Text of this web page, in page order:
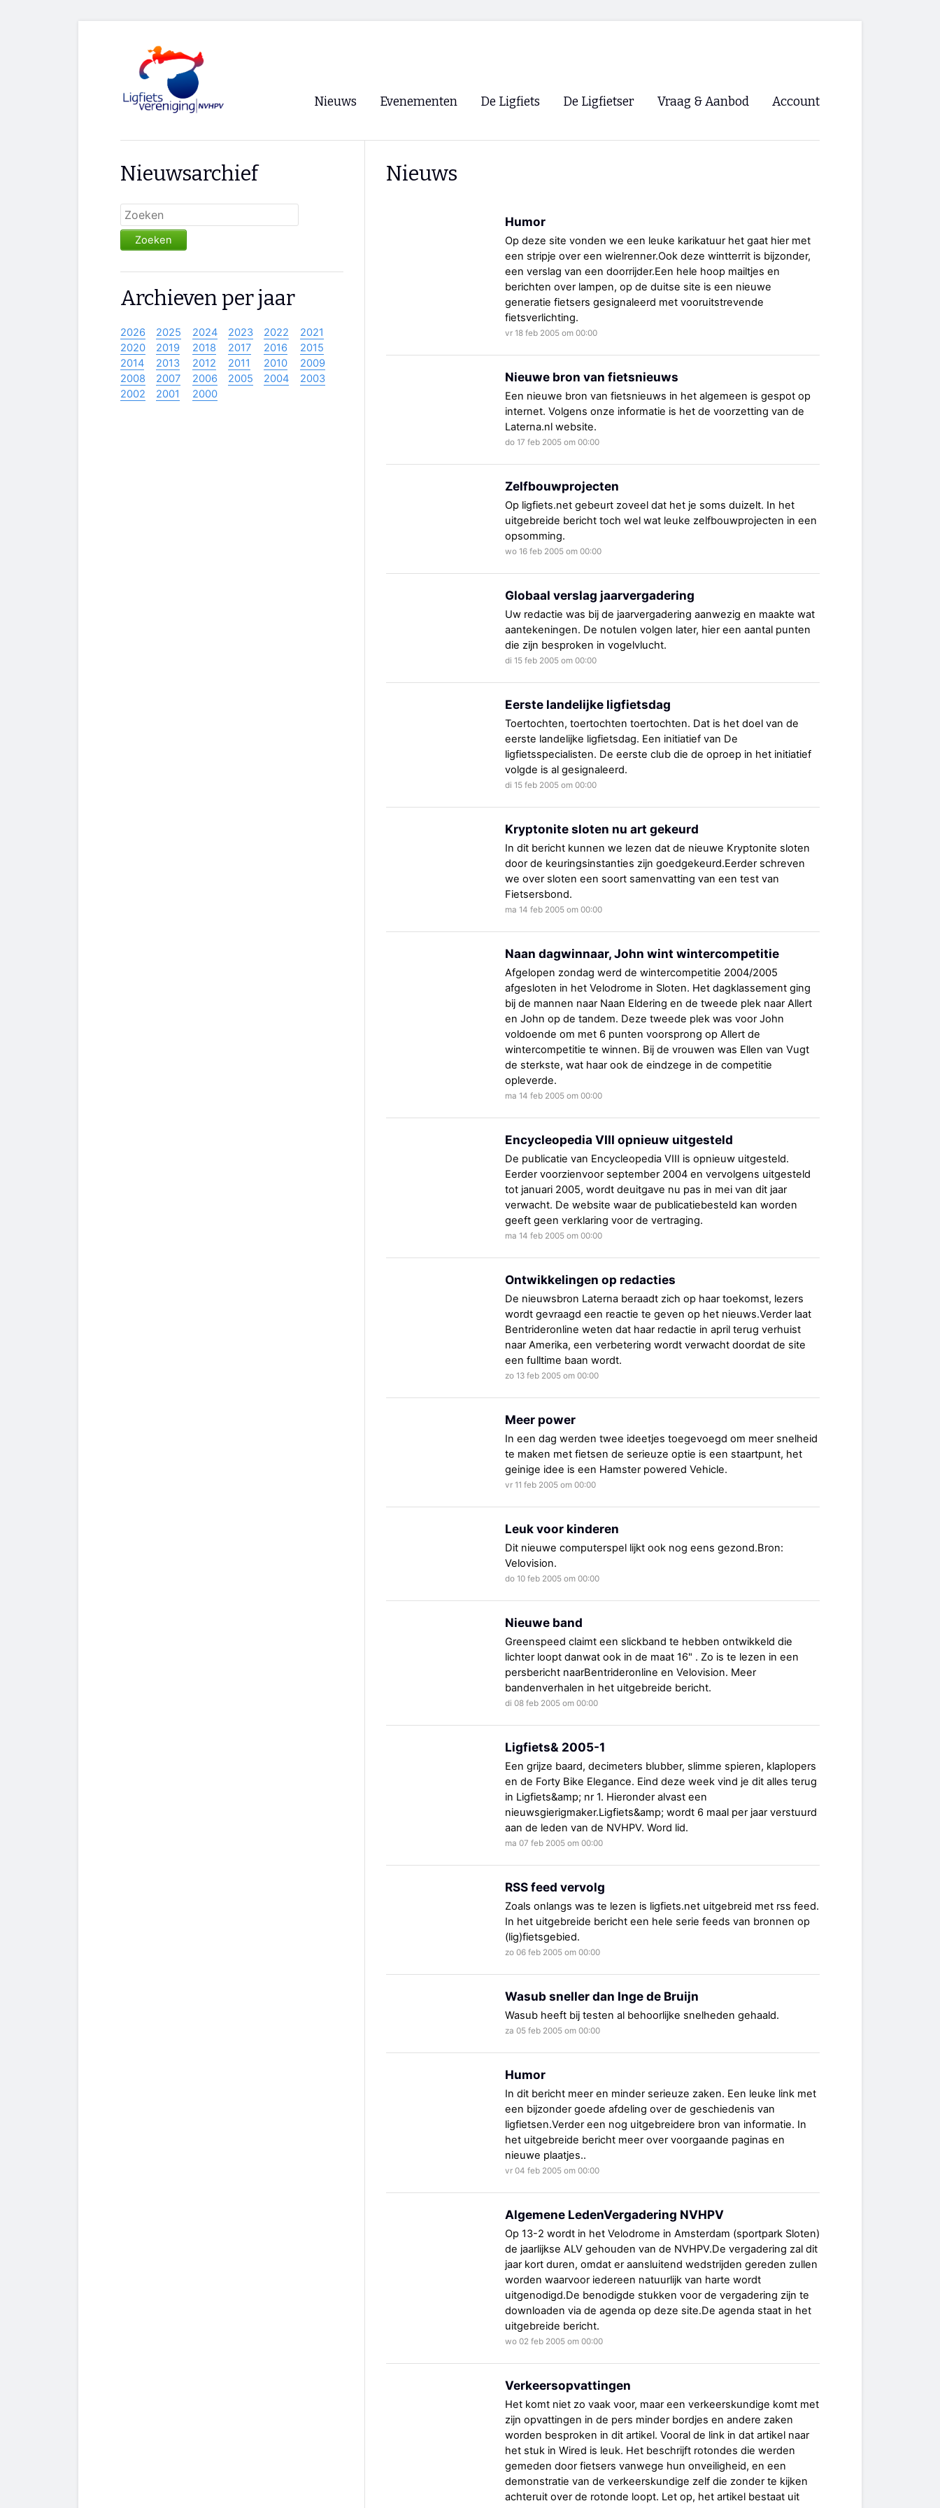
Nieuws Evenementen De Ligfiets De Ligfietser
Lokale Fietsverenigingen
EHPVA & EuSupino 🡺
Forum ligfietsers.nl 🡺
Vraag & Aanbod Account
Nieuws
Humor
Op deze site vonden we een leuke karikatuur het gaat hier met
een stripje over een wielrenner.Ook deze wintterrit is bijzonder,
een verslag van een doorrijder.Een hele hoop mailtjes en
berichten over lampen, op de duitse site is een nieuwe
generatie fietsers gesignaleerd met vooruitstrevende
fietsverlichting.
vr 18 feb 2005 om 00:00
Nieuwe bron van fietsnieuws
Een nieuwe bron van fietsnieuws in het algemeen is gespot op
internet. Volgens onze informatie is het de voorzetting van de
Laterna.nl website.
do 17 feb 2005 om 00:00
Zelfbouwprojecten
Op ligfiets.net gebeurt zoveel dat het je soms duizelt. In het
uitgebreide bericht toch wel wat leuke zelfbouwprojecten in een
opsomming.
wo 16 feb 2005 om 00:00
Globaal verslag jaarvergadering
Uw redactie was bij de jaarvergadering aanwezig en maakte wat
aantekeningen. De notulen volgen later, hier een aantal punten
die zijn besproken in vogelvlucht.
di 15 feb 2005 om 00:00
Eerste landelijke ligfietsdag
Toertochten, toertochten toertochten. Dat is het doel van de
eerste landelijke ligfietsdag. Een initiatief van De
ligfietsspecialisten. De eerste club die de oproep in het initiatief
volgde is al gesignaleerd.
di 15 feb 2005 om 00:00
Kryptonite sloten nu art gekeurd
In dit bericht kunnen we lezen dat de nieuwe Kryptonite sloten
door de keuringsinstanties zijn goedgekeurd.Eerder schreven
we over sloten een soort samenvatting van een test van
Fietsersbond.
ma 14 feb 2005 om 00:00
Naan dagwinnaar, John wint wintercompetitie
Afgelopen zondag werd de wintercompetitie 2004/2005
afgesloten in het Velodrome in Sloten. Het dagklassement ging
bij de mannen naar Naan Eldering en de tweede plek naar Allert
en John op de tandem. Deze tweede plek was voor John
voldoende om met 6 punten voorsprong op Allert de
wintercompetitie te winnen. Bij de vrouwen was Ellen van Vugt
de sterkste, wat haar ook de eindzege in de competitie
opleverde.
ma 14 feb 2005 om 00:00
Encycleopedia VIII opnieuw uitgesteld
De publicatie van Encycleopedia VIII is opnieuw uitgesteld.
Eerder voorzienvoor september 2004 en vervolgens uitgesteld
tot januari 2005, wordt deuitgave nu pas in mei van dit jaar
verwacht. De website waar de publicatiebesteld kan worden
geeft geen verklaring voor de vertraging.
ma 14 feb 2005 om 00:00
Ontwikkelingen op redacties
De nieuwsbron Laterna beraadt zich op haar toekomst, lezers
wordt gevraagd een reactie te geven op het nieuws.Verder laat
Bentrideronline weten dat haar redactie in april terug verhuist
naar Amerika, een verbetering wordt verwacht doordat de site
een fulltime baan wordt.
zo 13 feb 2005 om 00:00
Meer power
In een dag werden twee ideetjes toegevoegd om meer snelheid
te maken met fietsen de serieuze optie is een staartpunt, het
geinige idee is een Hamster powered Vehicle.
vr 11 feb 2005 om 00:00
Leuk voor kinderen
Dit nieuwe computerspel lijkt ook nog eens gezond.Bron:
Velovision.
do 10 feb 2005 om 00:00
Nieuwe band
Greenspeed claimt een slickband te hebben ontwikkeld die
lichter loopt danwat ook in de maat 16" . Zo is te lezen in een
persbericht naarBentrideronline en Velovision. Meer
bandenverhalen in het uitgebreide bericht.
di 08 feb 2005 om 00:00
Ligfiets& 2005-1
Een grijze baard, decimeters blubber, slimme spieren, klaplopers
en de Forty Bike Elegance. Eind deze week vind je dit alles terug
in Ligfiets&amp; nr 1. Hieronder alvast een
nieuwsgierigmaker.Ligfiets&amp; wordt 6 maal per jaar verstuurd
aan de leden van de NVHPV. Word lid.
ma 07 feb 2005 om 00:00
RSS feed vervolg
Zoals onlangs was te lezen is ligfiets.net uitgebreid met rss feed.
In het uitgebreide bericht een hele serie feeds van bronnen op
(lig)fietsgebied.
zo 06 feb 2005 om 00:00
Wasub sneller dan Inge de Bruijn
Wasub heeft bij testen al behoorlijke snelheden gehaald.
za 05 feb 2005 om 00:00
Humor
In dit bericht meer en minder serieuze zaken. Een leuke link met
een bijzonder goede afdeling over de geschiedenis van
ligfietsen.Verder een nog uitgebreidere bron van informatie. In
het uitgebreide bericht meer over voorgaande paginas en
nieuwe plaatjes..
vr 04 feb 2005 om 00:00
Algemene LedenVergadering NVHPV
Op 13-2 wordt in het Velodrome in Amsterdam (sportpark Sloten)
de jaarlijkse ALV gehouden van de NVHPV.De vergadering zal dit
jaar kort duren, omdat er aansluitend wedstrijden gereden zullen
worden waarvoor iedereen natuurlijk van harte wordt
uitgenodigd.De benodigde stukken voor de vergadering zijn te
downloaden via de agenda op deze site.De agenda staat in het
uitgebreide bericht.
wo 02 feb 2005 om 00:00
Verkeersopvattingen
Het komt niet zo vaak voor, maar een verkeerskundige komt met
zijn opvattingen in de pers minder bordjes en andere zaken
worden besproken in dit artikel. Vooral de link in dat artikel naar
het stuk in Wired is leuk. Het beschrijft rotondes die werden
gemeden door fietsers vanwege hun onveiligheid, en een
demonstratie van de verkeerskundige zelf die zonder te kijken
achteruit over de rotonde loopt. Let op, het artikel bestaat uit
Nieuwsarchief
Zoeken
Archieven per jaar
2026 2025 2024 2023 2022
2021
2020
2019 2018 2017 2016
2015
2014
2013 2012 2011 2010
2009
2008
2007 2006 2005 2004
2003
2002
2001 2000